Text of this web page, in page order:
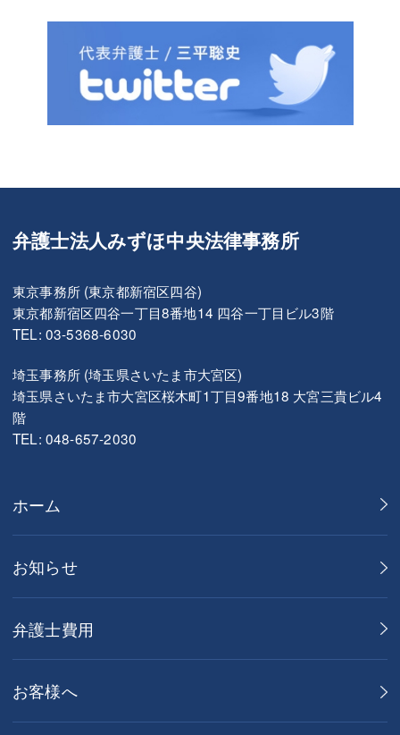
弁護士法人みずほ中央法律事務所
東京事務所 (東京都新宿区四谷)
東京都新宿区四谷一丁目8番地14 四谷一丁目ビル3階
TEL: 03-5368-6030
埼玉事務所 (埼玉県さいたま市大宮区)
埼玉県さいたま市大宮区桜木町1丁目9番地18 大宮三貴ビル4
階
TEL: 048-657-2030
ホーム
お知らせ
弁護士費用
お客様へ